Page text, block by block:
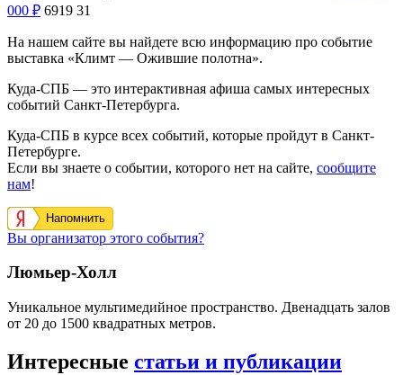
000 ₽ 6919 31
На нашем сайте вы найдете всю информацию про событие
выставка «Климт — Ожившие полотна».
Куда-СПБ — это интерактивная афиша самых интересных
событий Санкт-Петербурга.
Куда-СПБ в курсе всех событий, которые пройдут в Санкт-
Петербурге.
Если вы знаете о событии, которого нет на сайте, сообщите
нам!
Напомнить
Вы организатор этого события?
Люмьер-Холл
Уникальное мультимедийное пространство. Двенадцать залов
от 20 до 1500 квадратных метров.
Интересные статьи и публикации